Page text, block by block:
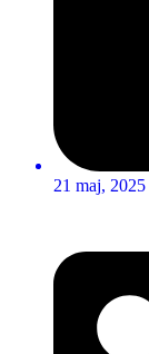
21 maj, 2025